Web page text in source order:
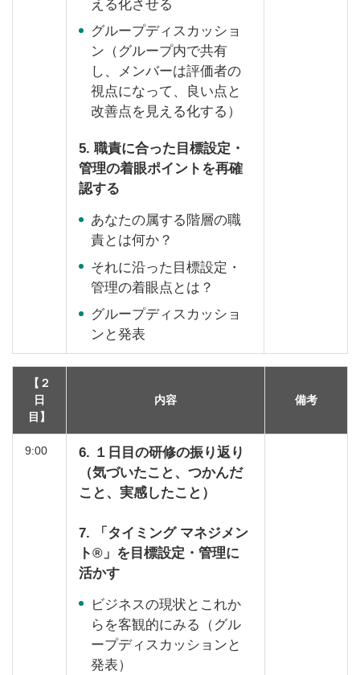
える化させる
グループディスカッショ
ン（グループ内で共有
し、メンバーは評価者の
視点になって、良い点と
改善点を見える化する）
5. 職責に合った目標設定・
管理の着眼ポイントを再確
認する
あなたの属する階層の職
責とは何か？
それに沿った目標設定・
管理の着眼点とは？
グループディスカッショ
ンと発表
【２
日
目】
内容 備考
9:00
6. １日目の研修の振り返り
（気づいたこと、つかんだ
こと、実感したこと）
7. 「タイミング マネジメン
ト®」を目標設定・管理に
活かす
ビジネスの現状とこれか
らを客観的にみる（グル
ープディスカッションと
発表）